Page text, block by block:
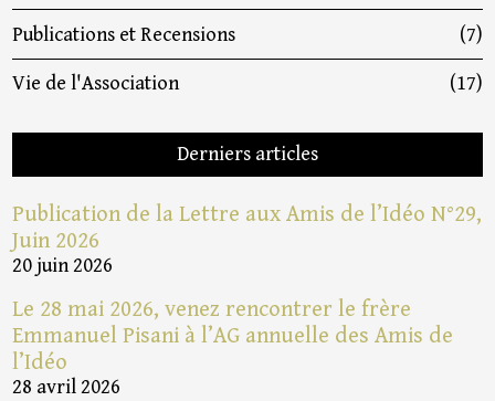
Publications et Recensions (7)
Vie de l'Association (17)
Derniers articles
Publication de la Lettre aux Amis de l’Idéo N°29,
Juin 2026
20 juin 2026
Le 28 mai 2026, venez rencontrer le frère
Emmanuel Pisani à l’AG annuelle des Amis de
l’Idéo
28 avril 2026